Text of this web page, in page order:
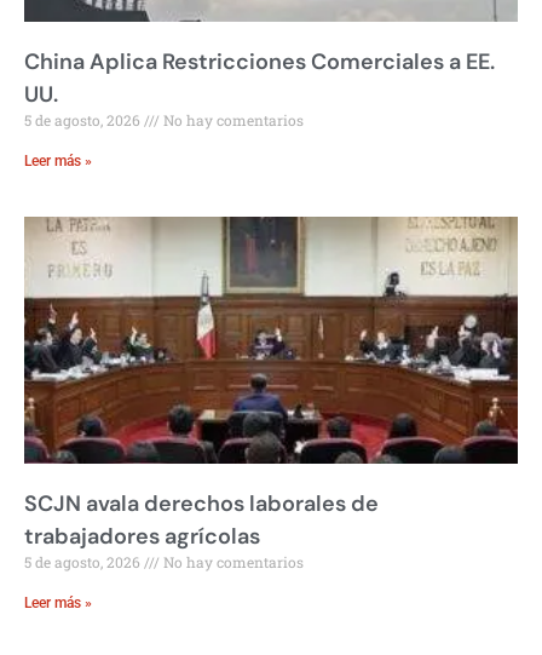
China Aplica Restricciones Comerciales a EE.
UU.
5 de agosto, 2026 No hay comentarios
Leer más »
SCJN avala derechos laborales de
trabajadores agrícolas
5 de agosto, 2026 No hay comentarios
Leer más »